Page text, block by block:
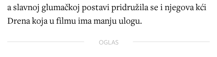
a slavnoj glumačkoj postavi pridružila se i njegova kći
Drena koja u filmu ima manju ulogu.
OGLAS